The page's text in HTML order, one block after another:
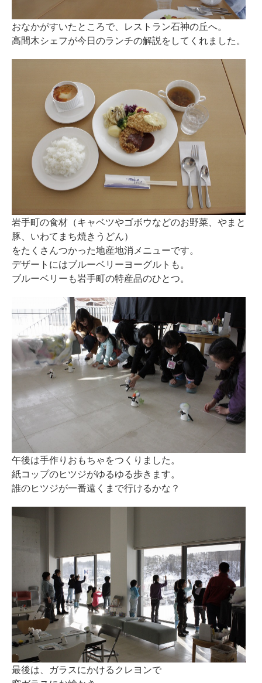
おなかがすいたところで、レストラン石神の丘へ。
高間木シェフが今日のランチの解説をしてくれました。
岩手町の食材（キャベツやゴボウなどのお野菜、やまと
豚、いわてまち焼きうどん）
をたくさんつかった地産地消メニューです。
デザートにはブルーベリーヨーグルトも。
ブルーベリーも岩手町の特産品のひとつ。
午後は手作りおもちゃをつくりました。
紙コップのヒツジがゆるゆる歩きます。
誰のヒツジが一番遠くまで行けるかな？
最後は、ガラスにかけるクレヨンで